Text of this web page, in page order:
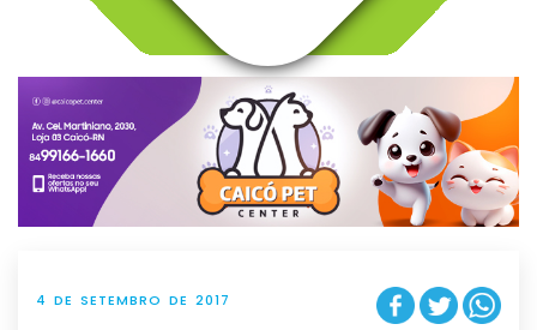
v
g
t
i
o
n
4 DE SETEMBRO DE 2017